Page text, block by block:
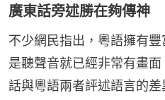
廣東話旁述勝在夠傳神
不少網民指出，粵語擁有
是聽聲音就已經非常有畫
話與粵語兩者評述語言的